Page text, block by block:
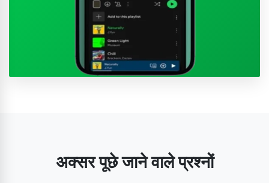
अक्सर पूछे जाने वाले प्रश्नों